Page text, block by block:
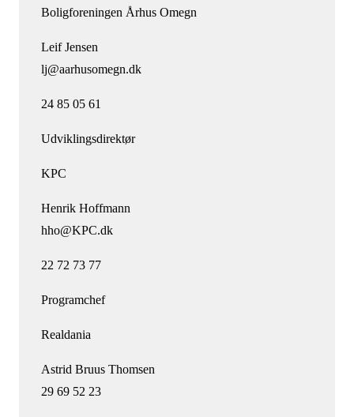
Boligforeningen Århus Omegn
Leif Jensen
lj@aarhusomegn.dk
24 85 05 61
Udviklingsdirektør
KPC
Henrik Hoffmann
hho@KPC.dk
22 72 73 77
Programchef
Realdania
Astrid Bruus Thomsen
29 69 52 23